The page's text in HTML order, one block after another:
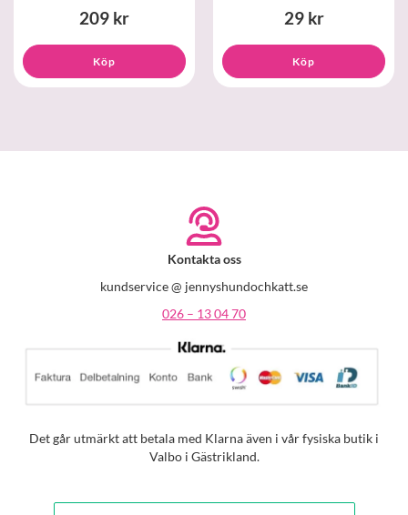
209 kr
Köp
29 kr
Köp
Kontakta oss
kundservice @ jennyshundochkatt.se
026 – 13 04 70
Det går utmärkt att betala med Klarna även i vår fysiska butik i
Valbo i Gästrikland.